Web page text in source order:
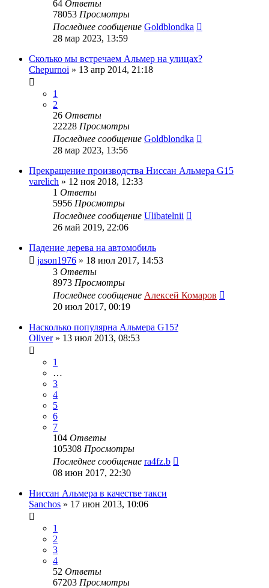
64 Ответы
78053 Просмотры
Последнее сообщение Goldblondka
28 мар 2023, 13:59
Сколько мы встречаем Альмер на улицах?
Chepurnoi » 13 апр 2014, 21:18
1
2
26 Ответы
22228 Просмотры
Последнее сообщение Goldblondka
28 мар 2023, 13:56
Прекращение производства Ниссан Альмера G15
varelich » 12 ноя 2018, 12:33
1 Ответы
5956 Просмотры
Последнее сообщение Ulibatelnii
26 май 2019, 22:06
Падение дерева на автомобиль
jason1976 » 18 июл 2017, 14:53
3 Ответы
8973 Просмотры
Последнее сообщение Алексей Комаров
20 июл 2017, 00:19
Насколько популярна Альмера G15?
Oliver» 13 июл 2013, 08:53
1
…
3
4
5
6
7
104 Ответы
105308 Просмотры
Последнее сообщение ra4fz.b
08 июн 2017, 22:30
Ниссан Альмера в качестве такси
Sanchos » 17 июн 2013, 10:06
1
2
3
4
52 Ответы
67203 Просмотры